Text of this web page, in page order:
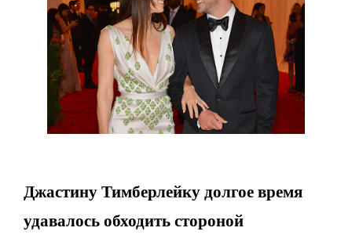
Джастину Тимберлейку долгое время
удавалось обходить стороной